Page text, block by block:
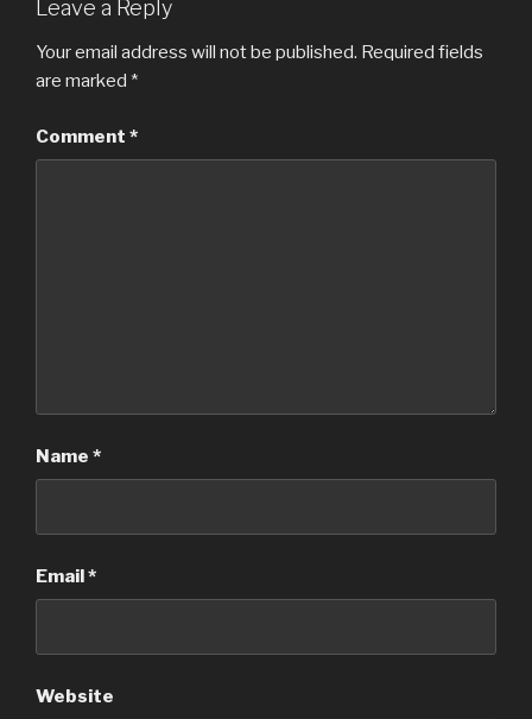
Leave a Reply
Your email address will not be published. Required fields
are marked *
Comment *
Name *
Email*
Website